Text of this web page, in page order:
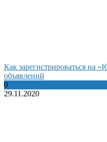
Как зарегистрироваться на
объявлений
0
29.11.2020